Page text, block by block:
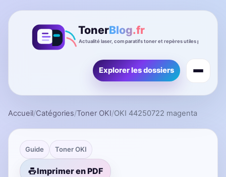
Explorer les dossiers
Accueil/Catégories/Toner OKI/OKI 44250722 magenta
Guide Toner OKI
Imprimer en PDF